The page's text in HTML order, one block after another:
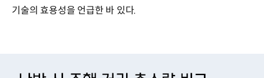
기술의 효용성을 언급한 바 있다.